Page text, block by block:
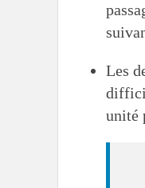
Les
unité